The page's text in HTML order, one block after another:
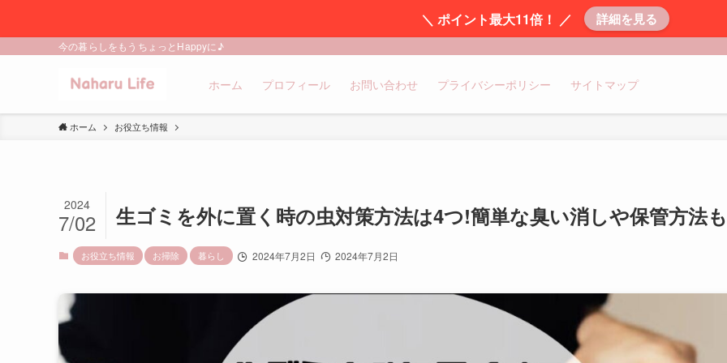
＼ ポイント最大11倍！ ／ 詳細を見る
今の暮らしをもうちょっとHappyに♪
ホーム プロフィール お問い合わせ プライバシーポリシー サイトマップ
ホーム お役立ち情報
生ゴミを外に置く時の虫対策方法は4つ!簡単な臭い消しや保管方法も
2024
7/02
お役立ち情報 お掃除 暮らし 2024年7月2日 2024年7月2日